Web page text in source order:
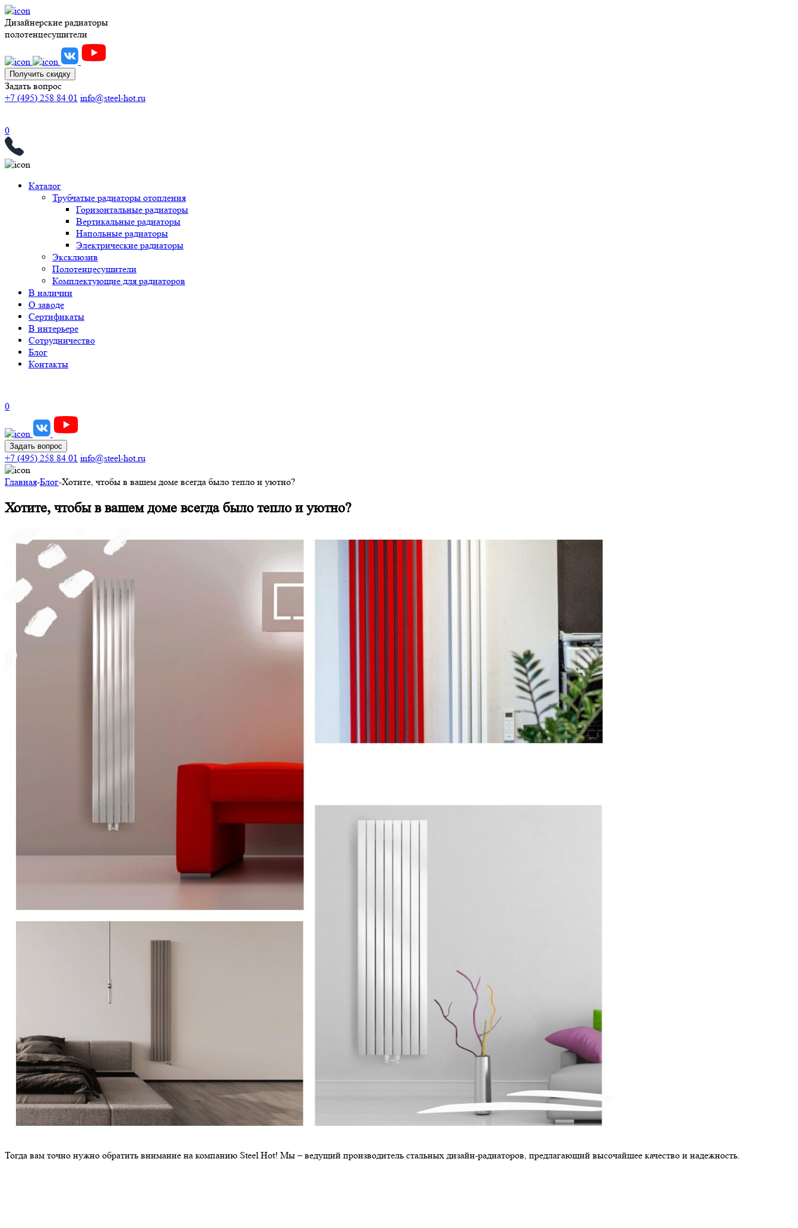
Дизайнерские радиаторы
полотенцесушители
Получить скидку
Задать вопрос
+7 (495) 258 84 01 info@steel-hot.ru
0
Каталог
Трубчатые радиаторы отопления
Горизонтальные радиаторы
Вертикальные радиаторы
Напольные радиаторы
Электрические радиаторы
Эксклюзив
Полотенцесушители
Комплектующие для радиаторов
В наличии
О заводе
Сертификаты
В интерьере
Сотрудничество
Блог
Контакты
0
Задать вопрос
+7 (495) 258 84 01 info@steel-hot.ru
Главная-Блог-Хотите, чтобы в вашем доме всегда было тепло и уютно?
Хотите, чтобы в вашем доме всегда было тепло и уютно?
Тогда вам точно нужно обратить внимание на компанию Steel Hot! Мы – ведущий производитель стальных дизайн-радиаторов, предлагающий высочайшее качество и надежность.